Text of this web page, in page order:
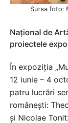
Sursa foto:
Național de
proiectele
În expoziția
12 iunie – 4
patru lucrări
românești:
și Nicolae